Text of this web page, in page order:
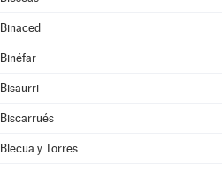
Binaced
Binéfar
Bisaurri
Biscarrués
Blecua y Torres